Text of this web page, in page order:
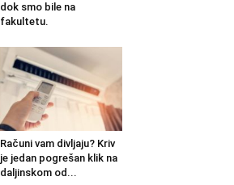
dok smo bile na
fakultetu.
Računi vam divljaju? Kriv
je jedan pogrešan klik na
daljinskom od...